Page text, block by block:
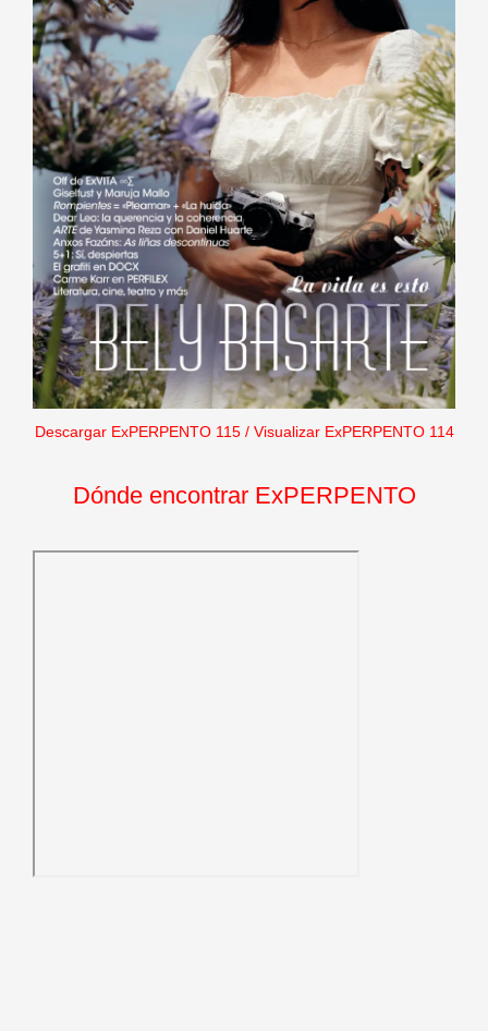
Descargar ExPERPENTO 115/ Visualizar ExPERPENTO 114
Dónde encontrar ExPERPENTO